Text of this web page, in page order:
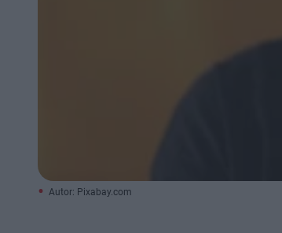
Autor: Pixabay.com